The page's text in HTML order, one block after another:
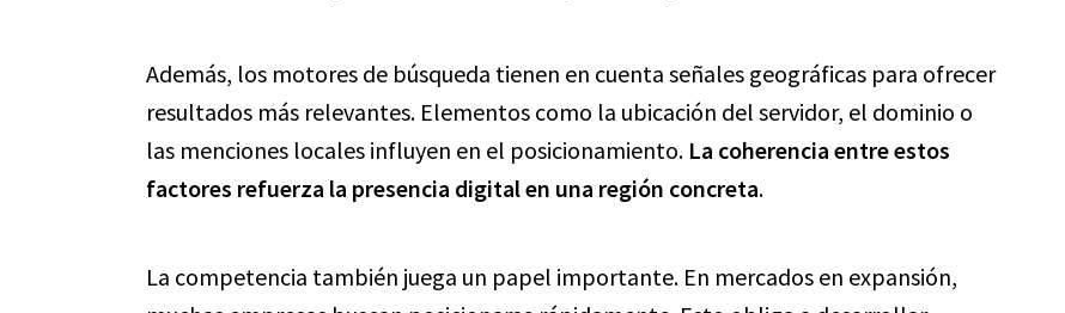
Además, los motores de búsqueda tienen en cuenta señales geográficas para ofrecer
resultados más relevantes. Elementos como la ubicación del servidor, el dominio o
las menciones locales influyen en el posicionamiento. La coherencia entre estos
factores refuerza la presencia digital en una región concreta.
La competencia también juega un papel importante. En mercados en expansión,